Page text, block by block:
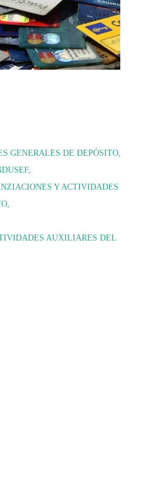
GENERALES DE DEPÓSITO
Y ACTIVIDADES
AUXILIARES DEL